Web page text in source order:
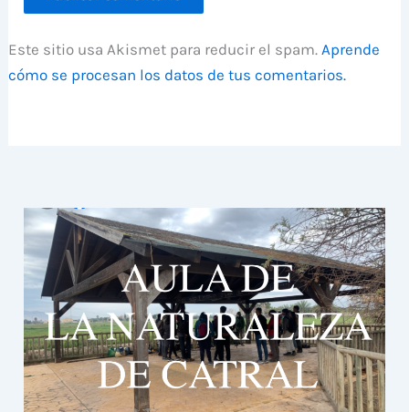
Este sitio usa Akismet para reducir el spam.Aprende
cómo se procesan los datos de tus comentarios.